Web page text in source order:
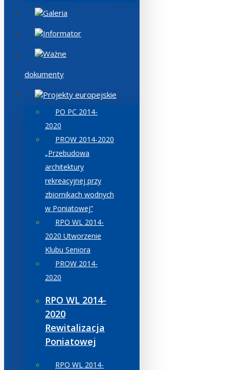
Galeria
Informator
Ważne
dokumenty
Projekty europejskie
PO PC 2014-
2020
PROW 2014-2020
„Przebudowa
architektury
rekreacyjnej przy
zbiornikach wodnych
w Poniatowej”
RPO WL 2014-
2020 Utworzenie
Klubu Seniora
PROW 2014-
2020
RPO WL 2014-
2020
Rewitalizacja
Poniatowej
RPO WL 2014-